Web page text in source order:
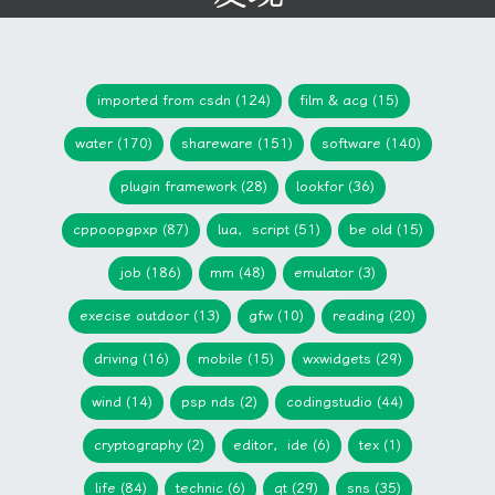
imported from csdn (124) film & acg (15)
water (170) shareware (151) software (140)
plugin framework (28) lookfor (36)
cppoopgpxp (87) lua，script (51) be old (15)
job (186) mm (48) emulator (3)
execise outdoor (13) gfw (10) reading (20)
driving (16) mobile (15) wxwidgets (29)
wind (14) psp nds (2) codingstudio (44)
cryptography (2) editor，ide (6) tex (1)
life (84) technic (6) qt (29) sns (35)